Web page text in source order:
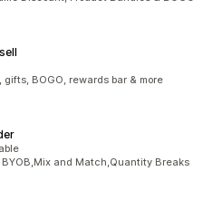
BOGO, rewards bar & more
and Match,Quantity Breaks